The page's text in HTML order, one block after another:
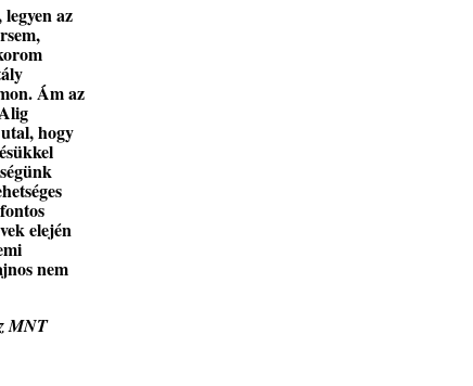
az
Ám az
hogy
elején
nem
MNT